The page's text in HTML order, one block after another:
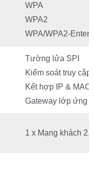
WPA
WPA2
WPA/WPA2-
Tường lửa SPI
Kiểm soát truy cập
Kết hợp IP & MAC
Gateway lớp ứng
1 x Mạng khách